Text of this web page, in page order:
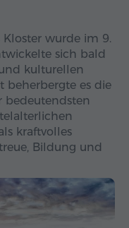
Kloster wurde im 9.
sich bald
kulturellen
beherbergte es die
bedeutendsten
kraftvolles
Bildung und